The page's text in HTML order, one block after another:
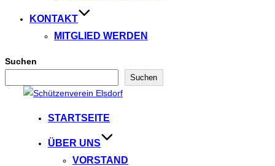
KONTAKT
MITGLIED WERDEN
Suchen
Suchen
STARTSEITE
ÜBER UNS
VORSTAND